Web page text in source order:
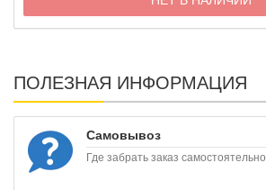
ПОЛЕЗНАЯ ИНФОРМАЦИЯ
Самовывоз
Где забрать заказ самостоятельно